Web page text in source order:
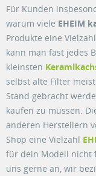
Für Kunden
warum viele EHEIM
Produkte eine
kann man fast jedes
kleinsten
selbst alte Filter
Stand gebracht
kaufen zu müssen.
anderen Herstellern
Shop eine Vielzahl
für dein Modell nicht
uns gerne an, wir